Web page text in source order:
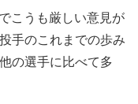
こうも厳しい意見が
手のこれまでの歩み
の選手に比べて多